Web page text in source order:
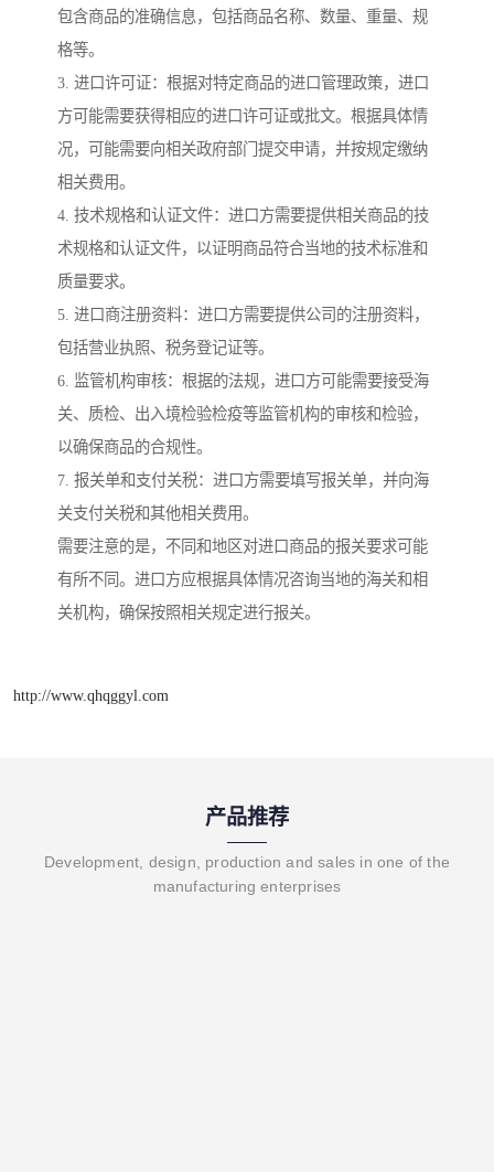
包含商品的准确信息，包括商品名称、数量、重量、规
格等。
3. 进口许可证：根据对特定商品的进口管理政策，进口
方可能需要获得相应的进口许可证或批文。根据具体情
况，可能需要向相关政府部门提交申请，并按规定缴纳
相关费用。
4. 技术规格和认证文件：进口方需要提供相关商品的技
术规格和认证文件，以证明商品符合当地的技术标准和
质量要求。
5. 进口商注册资料：进口方需要提供公司的注册资料，
包括营业执照、税务登记证等。
6. 监管机构审核：根据的法规，进口方可能需要接受海
关、质检、出入境检验检疫等监管机构的审核和检验，
以确保商品的合规性。
7. 报关单和支付关税：进口方需要填写报关单，并向海
关支付关税和其他相关费用。
需要注意的是，不同和地区对进口商品的报关要求可能
有所不同。进口方应根据具体情况咨询当地的海关和相
关机构，确保按照相关规定进行报关。
http://www.qhqggyl.com
产品推荐
Development, design, production and sales in one of the
manufacturing enterprises